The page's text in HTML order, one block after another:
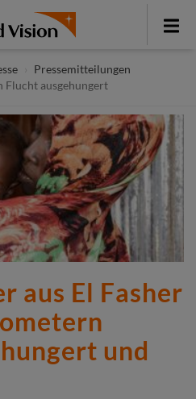
Toggle
Pressemitteilungen
Flucht ausgehungert
aus El Fasher
und